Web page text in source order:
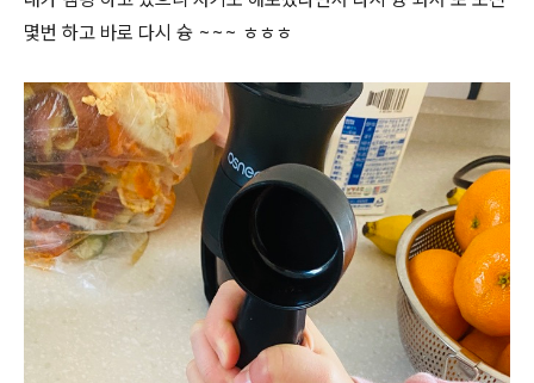
몇번 하고 바로 다시 슝 ~~~ ㅎㅎㅎ